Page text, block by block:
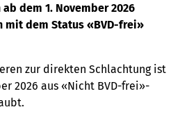
dem 1. November 2026
mit dem Status «BVD-frei»
zur direkten Schlachtung ist
2026 aus «Nicht BVD-frei»-